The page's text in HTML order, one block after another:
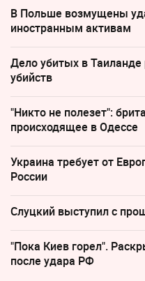
В Польше возмущены
иностранным активам
Дело убитых в Таиланде
убийств
"Никто не полезет":
происходящее в Одессе
Украина требует от
России
Слуцкий выступил с
"Пока Киев горел".
после удара РФ